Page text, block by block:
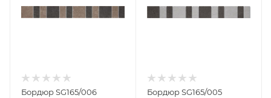
Бордюр SG165/006
Бордюр SG165/005